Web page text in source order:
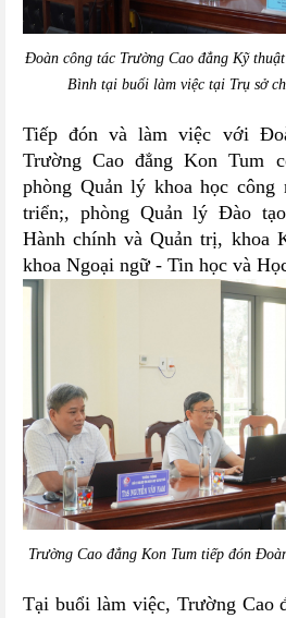
Đoàn công tác Trường Cao đẳng Kỹ
Bình tại buổi làm việc tại Trụ sở
Tiếp đón và làm việc với
Trường Cao đẳng Kon Tum
phòng Quản lý khoa học công
triển;, phòng Quản lý Đào tạo
Hành chính và Quản trị, khoa
khoa Ngoại ngữ - Tin học và
Trường Cao đẳng Kon Tum tiếp đón
Tại buổi làm việc, Trường Cao